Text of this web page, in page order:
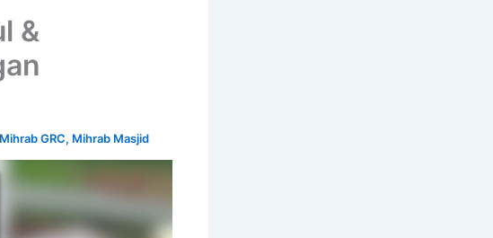
&
Mihrab GRC, Mihrab Masjid